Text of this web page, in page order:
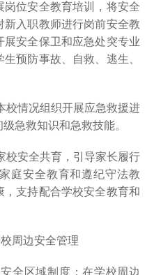
位安全教育培训，将安全
入职教师进行岗前安全教
安全保卫和应急处突专业
预防事故、自救、逃生、
情况组织开展应急救援进
急救知识和急救技能。
安全共育，引导家长履行
庭安全教育和遵纪守法教
支持配合学校安全教育和
边安全管理
区域制度；在学校周边